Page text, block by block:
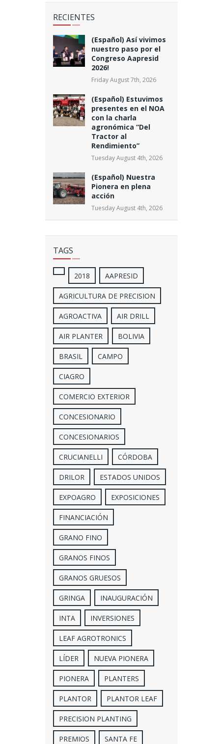
RECIENTES
(Español) Así vivimos
nuestro paso por el
Congreso Aapresid
2026!
Friday August 7th, 2026
(Español) Estuvimos
presentes en el NOA
con la charla
agronómica “Del
Tractor al
Rendimiento”
Tuesday August 4th, 2026
(Español) Nuestra
Pionera en plena
acción
Tuesday August 4th, 2026
TAGS
2018 AAPRESID
AGRICULTURA DE PRECISION
AGROACTIVA AIR DRILL
AIR PLANTER BOLIVIA
BRASIL CAMPO
CIAGRO
COMERCIO EXTERIOR
CONCESIONARIO
CONCESIONARIOS
CRUCIANELLI CÓRDOBA
DRILOR ESTADOS UNIDOS
EXPOAGRO EXPOSICIONES
FINANCIACIÓN
GRANO FINO
GRANOS FINOS
GRANOS GRUESOS
GRINGA INAUGURACIÓN
INTA INVERSIONES
LEAF AGROTRONICS
LÍDER NUEVA PIONERA
PIONERA PLANTERS
PLANTOR PLANTOR LEAF
PRECISION PLANTING
PREMIOS SANTA FE